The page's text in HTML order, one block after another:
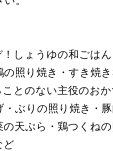
しょうゆの和ごはん
の照り焼き・すき焼
とのない主役のお
・ぶりの照り焼き・
の天ぷら・鶏つくね
ど